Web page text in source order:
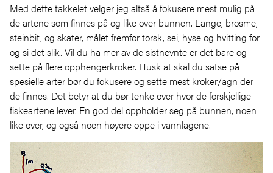
Med dette takkelet velger jeg altså å fokusere mest mulig på
de artene som finnes på og like over bunnen. Lange, brosme,
steinbit, og skater, målet fremfor torsk, sei, hyse og hvitting for
og si det slik. Vil du ha mer av de sistnevnte er det bare og
sette på flere opphengerkroker. Husk at skal du satse på
spesielle arter bør du fokusere og sette mest kroker/agn der
de finnes. Det betyr at du bør tenke over hvor de forskjellige
fiskeartene lever. En god del oppholder seg på bunnen, noen
like over, og også noen høyere oppe i vannlagene.